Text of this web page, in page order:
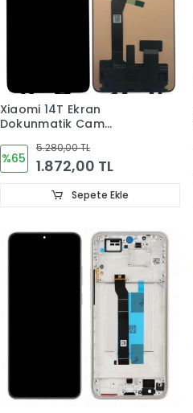
Xiaomi 14T Ekran
Dokunmatik Cam
%65
5.280,00 TL
1.872,00 TL
Sepete Ekle